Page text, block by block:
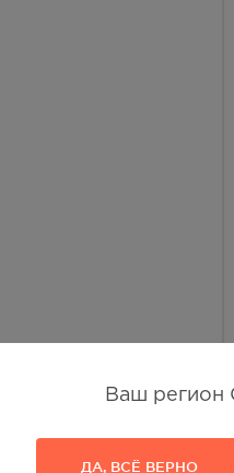
Ваш регион
ДА, ВСЁ ВЕРНО